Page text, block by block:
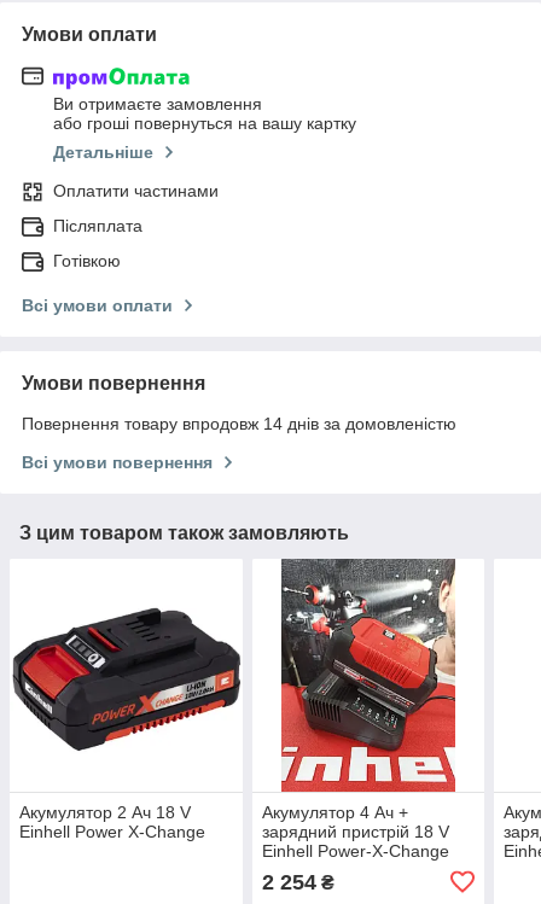
Умови оплати
Ви отримаєте замовлення
або гроші повернуться на вашу картку
Детальніше
Оплатити частинами
Післяплата
Готівкою
Всі умови оплати
Умови повернення
Повернення товару впродовж 14 днів за домовленістю
Всі умови повернення
З цим товаром також замовляють
Акумулятор 2 Ач 18 V
Einhell Power X-Change
Акумулятор 4 Ач +
зарядний пристрій 18 V
Einhell Power-X-Change
2 254₴